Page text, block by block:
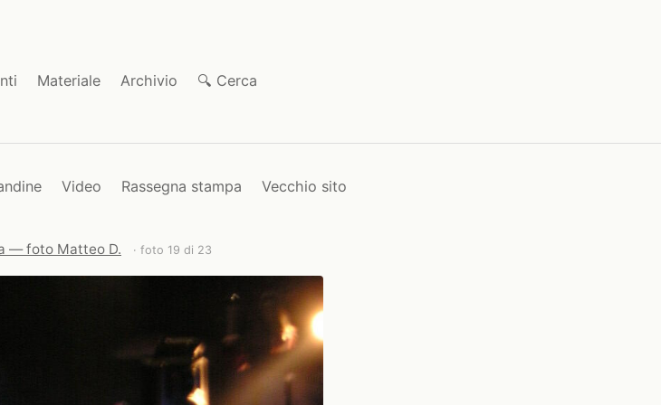
Materiale Archivio
🔍 Cerca
Video Rassegna stampa
Vecchio sito
— foto Matteo D. · foto 19 di 23